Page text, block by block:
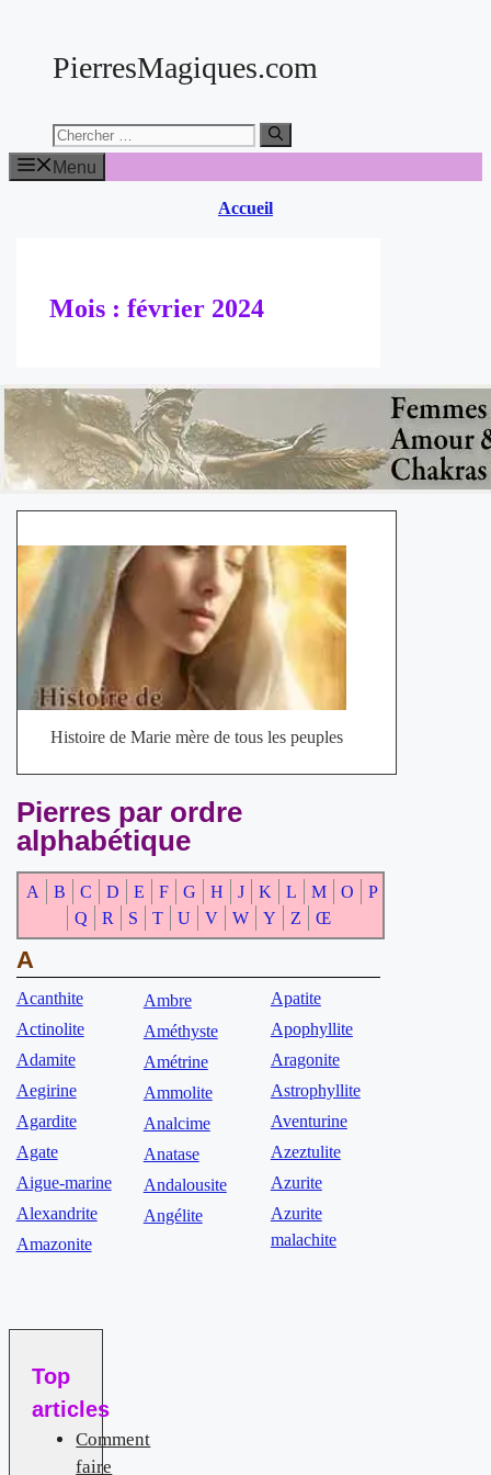
contenuPierresMagiques.com
Chercher:
Menu
Accueil
Mois : février 2024
Histoire de Marie mère de tous les peuples
Pierres par ordre
alphabétique
A B C D E F G H J K L M O
P
Q
R S T U V W Y Z Œ
A
Acanthite
Actinolite
Adamite
Aegirine
Agardite
Agate
Aigue-marine
Alexandrite
Amazonite
Ambre
Améthyste
Amétrine
Ammolite
Analcime
Anatase
Andalousite
Angélite
Apatite
Apophyllite
Aragonite
Astrophyllite
Aventurine
Azeztulite
Azurite
Azurite
malachite
Top
articles
Comment
faire